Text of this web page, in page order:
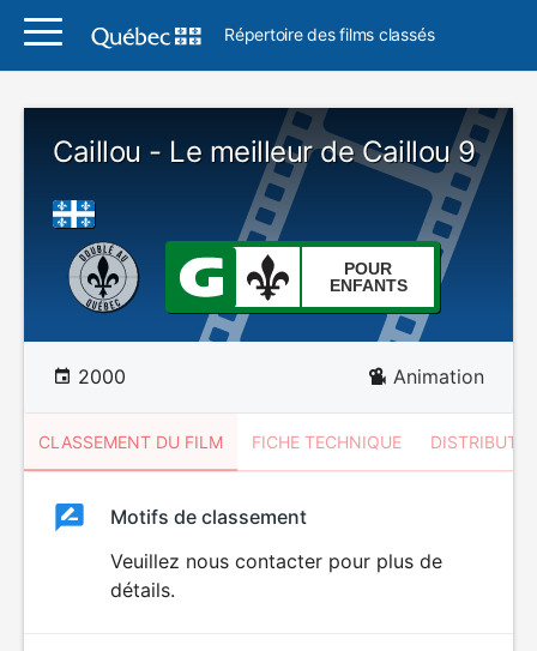
Répertoire des films classés
Caillou - Le meilleur de Caillou 9
POUR
ENFANTS
2000 Animation
CLASSEMENT DU FILM FICHE TECHNIQUE
ClassementClassement
POUR
Motifs de classement
Veuillez nous contacter pour plus de
détails.